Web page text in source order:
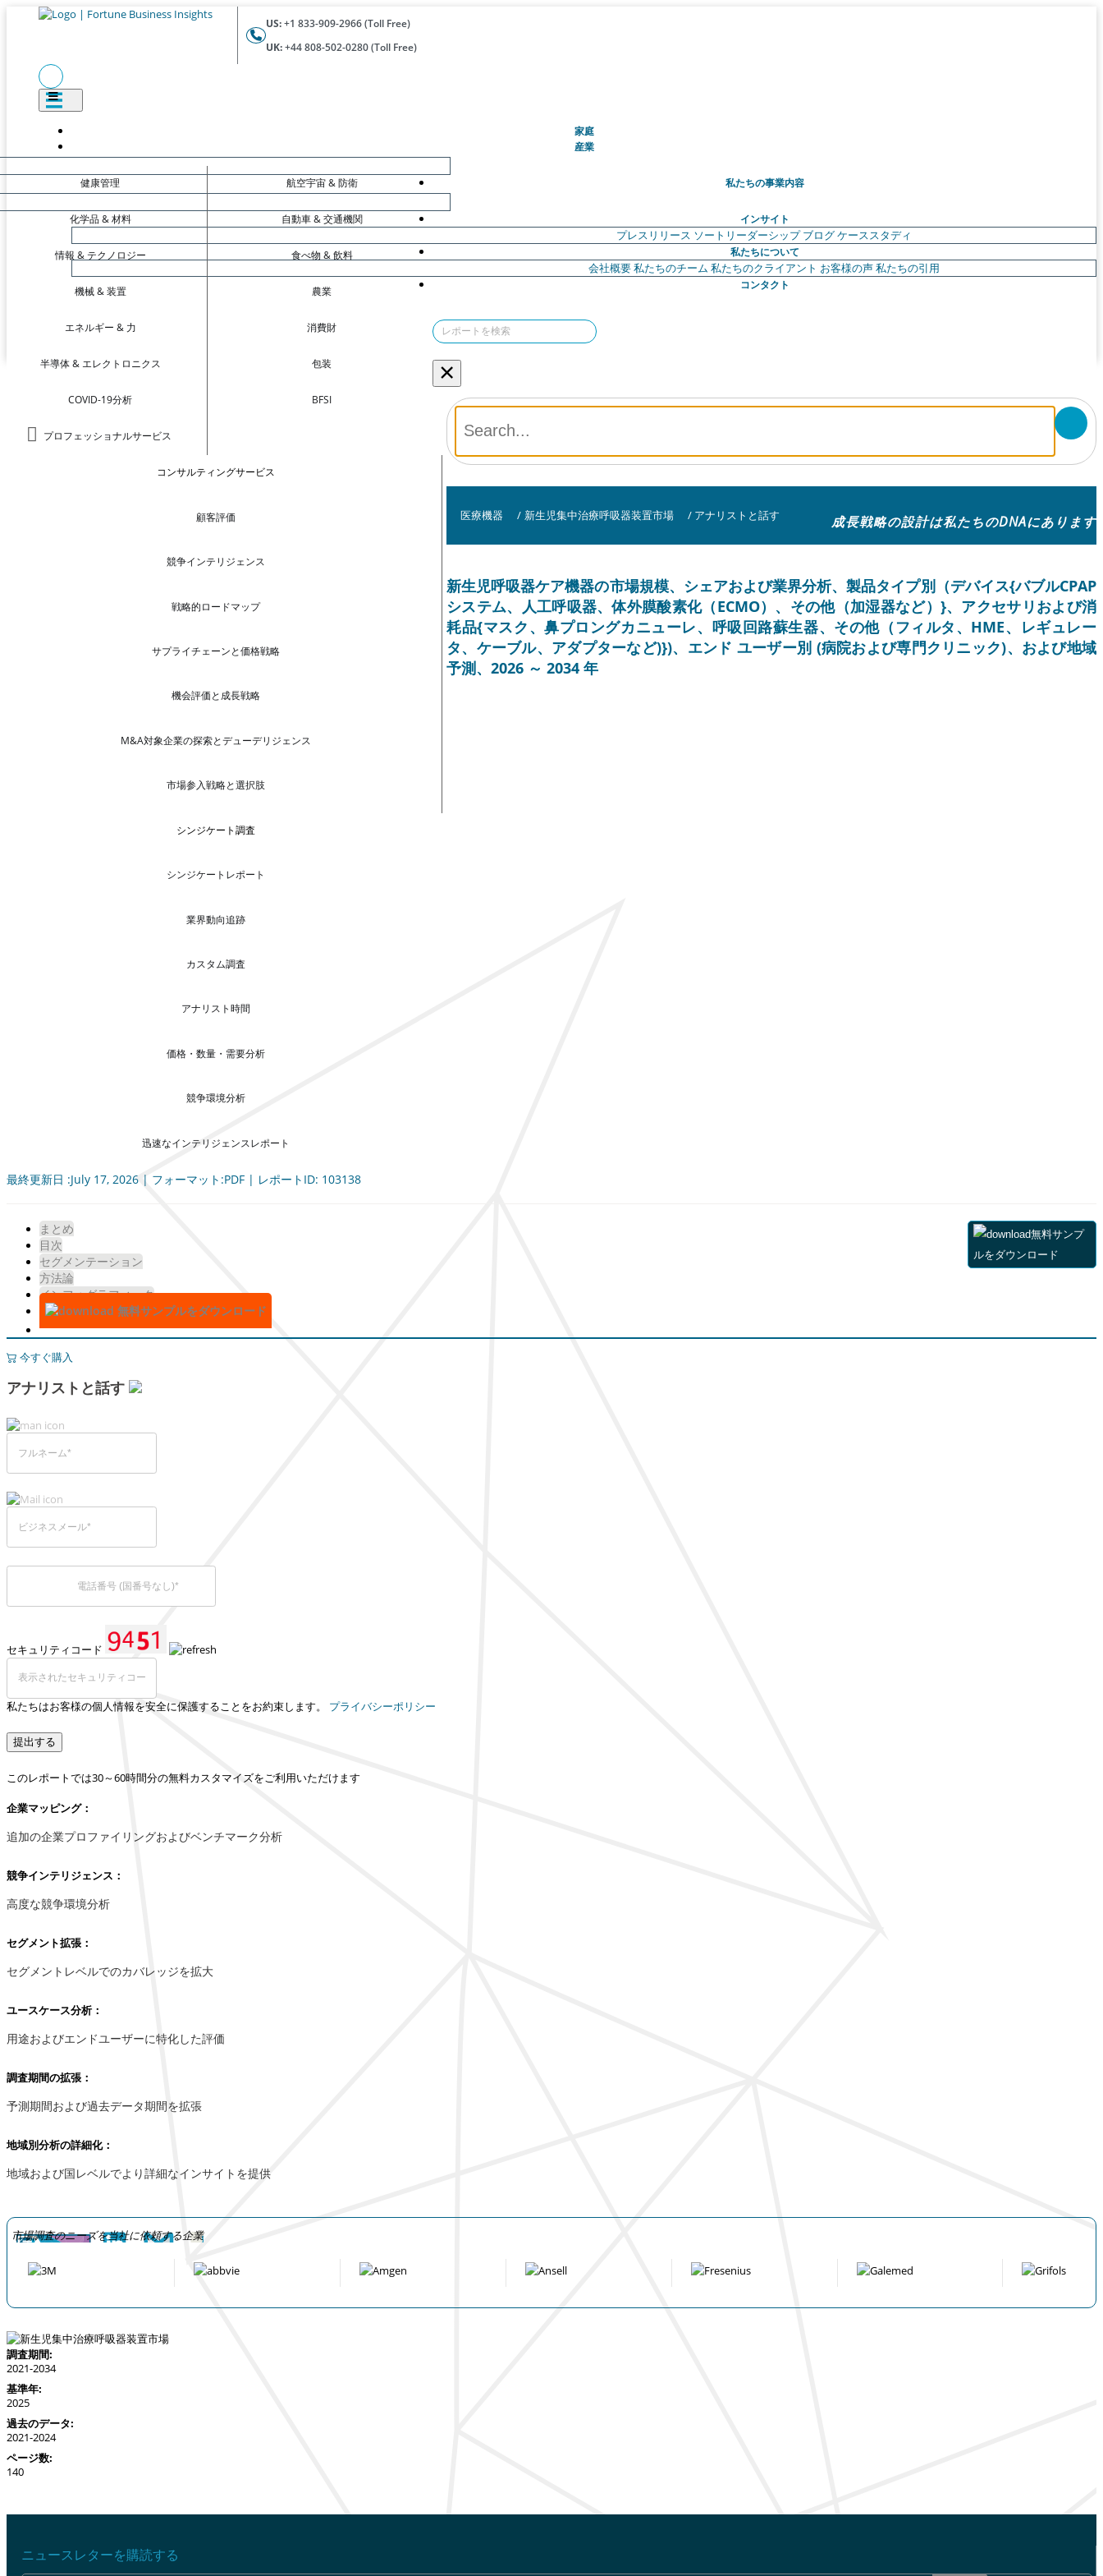
US:+1 833-909-2966 (Toll Free)
UK:+44 808-502-0280 (Toll Free)
家庭(現在)
産業
健康管理
化学品 & 材料
情報 & テクノロジー
機械 & 装置
エネルギー & 力
半導体 & エレクトロニクス
COVID-19分析
プロフェッショナルサービス
航空宇宙 & 防衛
自動車 & 交通機関
食べ物 & 飲料
農業
消費財
包装
BFSI
私たちの事業内容
コンサルティングサービス
顧客評価
競争インテリジェンス
戦略的ロードマップ
サプライチェーンと価格戦略
機会評価と成長戦略
M&A対象企業の探索とデューデリジェンス
市場参入戦略と選択肢
シンジケート調査
シンジケートレポート
業界動向追跡
カスタム調査
アナリスト時間
価格・数量・需要分析
競争環境分析
迅速なインテリジェンスレポート
インサイト
プレスリリース ソートリーダーシップ ブログケーススタディ
私たちについて
会社概要私たちのチーム 私たちのクライアント お客様の声私たちの引用
コンタクト
×
医療機器 / 新生児集中治療呼吸器装置市場 / アナリストと話す 成長戦略の設計は私たちのDNAにあります
新生児呼吸器ケア機器の市場規模、シェアおよび業界分析、製品タイプ別（デバイス{バブルCPAP
システム、人工呼吸器、体外膜酸素化（ECMO）、その他（加湿器など）}、アクセサリおよび消
耗品{マスク、鼻プロングカニューレ、呼吸回路蘇生器、その他（フィルタ、HME、レギュレー
タ、ケーブル、アダプターなど)})、エンド ユーザー別 (病院および専門クリニック)、および地域
予測、2026 ～ 2034 年
最終更新日 :July 17, 2026 | フォーマット:PDF | レポートID: 103138
まとめ
目次
セグメンテーション
方法論
インフォグラフィック
無料サンプルをダウンロード
無料サンプ
ルをダウンロード
今すぐ購入
アナリストと話す
セキュリティコード
私たちはお客様の個人情報を安全に保護することをお約束します。 プライバシーポリシー
提出する
このレポートでは30～60時間分の無料カスタマイズをご利用いただけます
企業マッピング：
追加の企業プロファイリングおよびベンチマーク分析
競争インテリジェンス：
高度な競争環境分析
セグメント拡張：
セグメントレベルでのカバレッジを拡大
ユースケース分析：
用途およびエンドユーザーに特化した評価
調査期間の拡張：
予測期間および過去データ期間を拡張
地域別分析の詳細化：
地域および国レベルでより詳細なインサイトを提供
市場調査のニーズを当社に依頼する企業
調査期間:
2021-2034
基準年:
2025
過去のデータ:
2021-2024
ページ数:
140
ニュースレターを購読する